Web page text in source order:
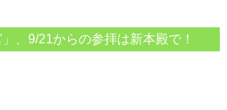
、9/21からの参拝は新本殿で！